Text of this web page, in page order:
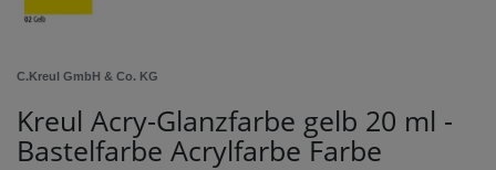
C.Kreul GmbH & Co. KG
Kreul Acry-Glanzfarbe gelb 20 ml -
Bastelfarbe Acrylfarbe Farbe